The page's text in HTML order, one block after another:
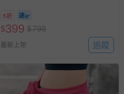
5折
$399 $798
最新上架 追蹤